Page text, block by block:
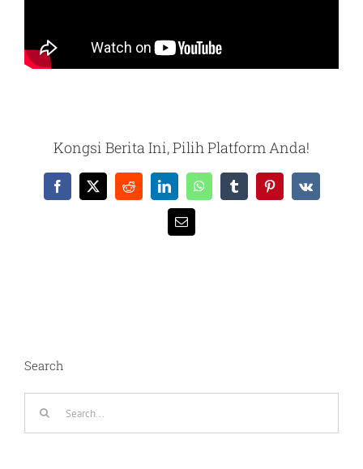
Kongsi Berita Ini, Pilih Platform Anda!
Facebook
X RedditLinkedInWhatsAppTumblrPinterest
Vk
Email
Search